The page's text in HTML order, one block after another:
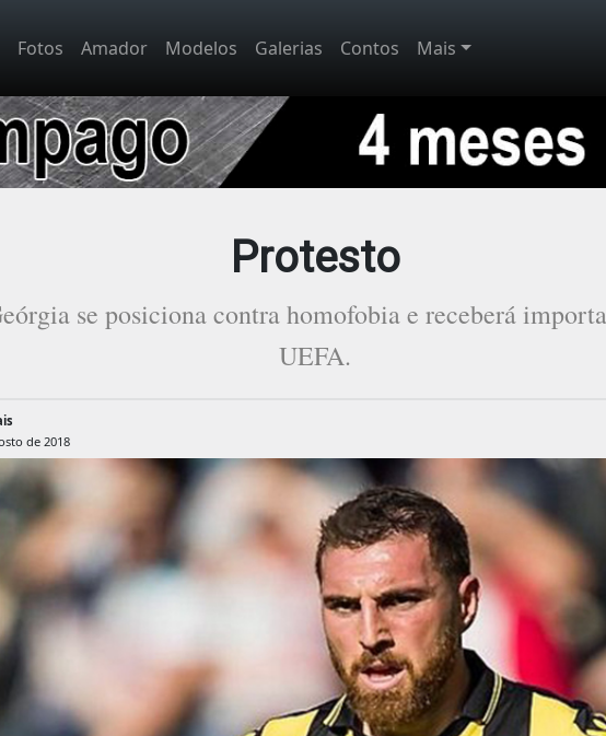
Fotos Amador Modelos Galerias Contos Mais
Protesto
se posiciona contra homofobia e receberá
UEFA.
de 2018